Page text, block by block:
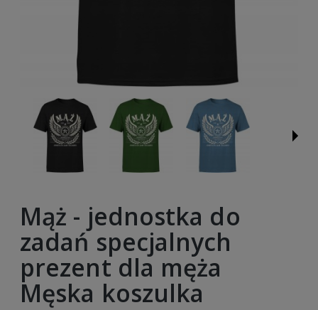
Mąż - jednostka do
zadań specjalnych
prezent dla męża
Męska koszulka